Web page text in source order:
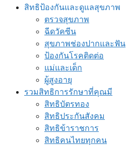
สิทธิป้องกันและดูแลสุขภาพ
ตรวจสุขภาพ
ฉีดวัคซีน
สุขภาพช่องปากและฟัน
ป้องกันโรคติดต่อ
แม่และเด็ก
ผู้สูงอายุ
รวมสิทธิการรักษาที่คุณมี
สิทธิบัตรทอง
สิทธิประกันสังคม
สิทธิข้าราชการ
สิทธิคนไทยทุกคน